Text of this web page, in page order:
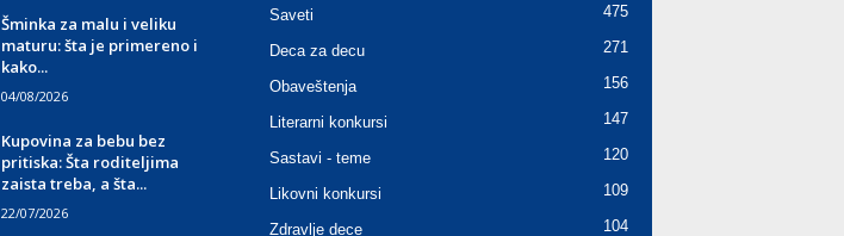
Šminka za malu i veliku
maturu: šta je primereno i
kako...
04/08/2026
Kupovina za bebu bez
pritiska: Šta roditeljima
zaista treba, a šta...
22/07/2026
Saveti 475
Deca za decu 271
Obaveštenja 156
Literarni konkursi 147
Sastavi - teme 120
Likovni konkursi 109
Zdravlje dece 104